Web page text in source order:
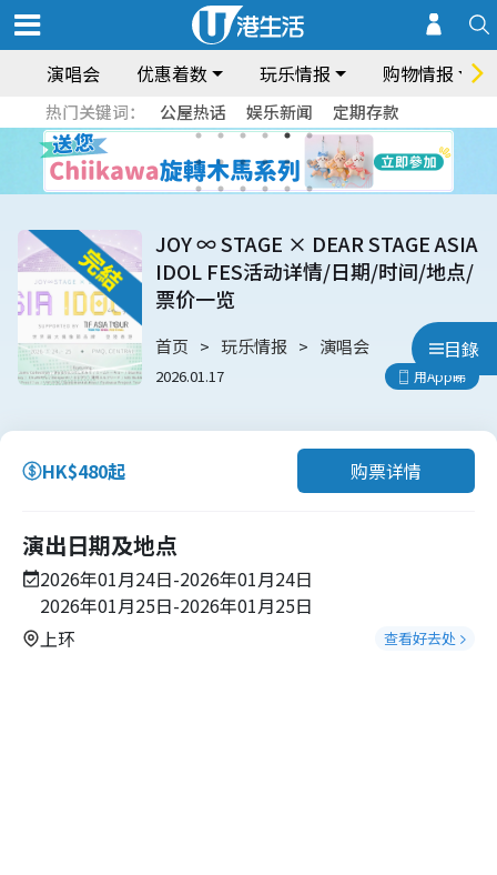
演唱会 优惠着数 玩乐情报 购物情报
热门关键词： 公屋热话 娱乐新闻 定期存款
目錄
JOY ∞ STAGE × DEAR STAGE ASIA
IDOL FES活动详情/日期/时间/地点/
票价一览
首页 玩乐情报 演唱会
2026.01.17 用App睇
HK$480起 购票详情
演出日期及地点
2026年01月24日-2026年01月24日
2026年01月25日-2026年01月25日
上环
查看好去处